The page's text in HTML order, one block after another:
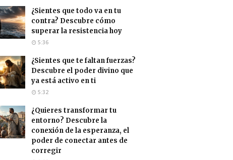
¿Sientes que todo va en tu
contra? Descubre cómo
superar la resistencia hoy
5:36
¿Sientes que te faltan fuerzas?
Descubre el poder divino que
ya está activo en ti
5:32
¿Quieres transformar tu
entorno? Descubre la
conexión de la esperanza, el
poder de conectar antes de
corregir